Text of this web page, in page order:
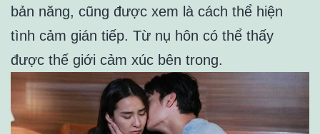
bản năng, cũng được xem là cách thể hiện
tình cảm gián tiếp. Từ nụ hôn có thể thấy
được thế giới cảm xúc bên trong.